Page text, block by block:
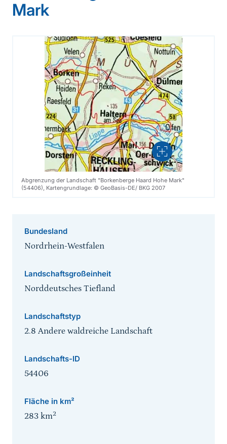
Mark
Vergrößern
Abgrenzung der Landschaft "Borkenberge Haard Hohe Mark"
(54406), Kartengrundlage: © GeoBasis-DE/ BKG 2007
Bundesland
Nordrhein-Westfalen
Landschaftsgroßeinheit
Norddeutsches Tiefland
Landschaftstyp
2.8 Andere waldreiche Landschaft
Landschafts-ID
54406
Fläche in km²
283 km2